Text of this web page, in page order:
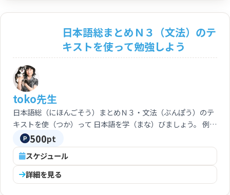
日本語総まとめＮ３（文法）のテ
キストを使って勉強しよう
日本語総（にほんごそう）まとめＮ３・文法（ぶんぽう）のテ
キストを使（つか）って 日本語を学（まな）びましょう。 例文
（れいぶん）をたくさん使（つか）い丁寧（ていねい）に 細
（こま）かく説明（せつめい）します。
toko先生
500pt
スケジュール
詳細を見る